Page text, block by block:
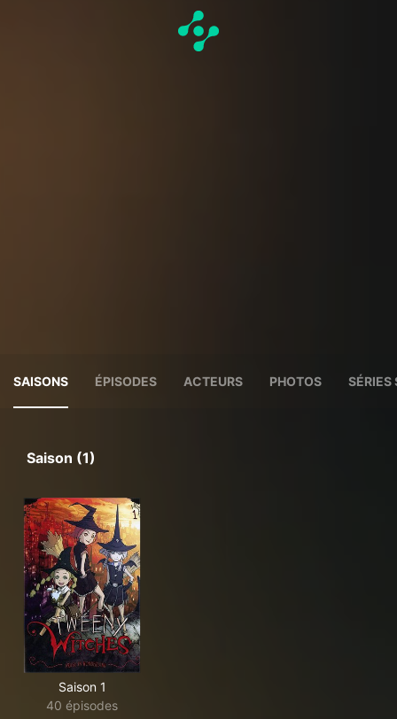
SAISONS ÉPISODES ACTEURS PHOTOS SÉRIES
Saison (1)
Saison 1
40 épisodes